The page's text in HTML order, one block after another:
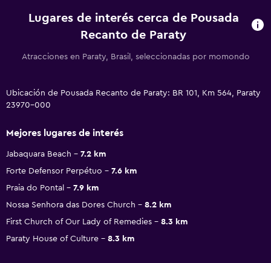
Lugares de interés cerca de Pousada
Recanto de Paraty
Atracciones en Paraty, Brasil, seleccionadas por momondo
Ubicación de Pousada Recanto de Paraty: BR 101, Km 564, Paraty
23970-000
Mejores lugares de interés
Jabaquara Beach
7.2 km
Forte Defensor Perpétuo
7.6 km
Praia do Pontal
7.9 km
Nossa Senhora das Dores Church
8.2 km
First Church of Our Lady of Remedies
8.3 km
Paraty House of Culture
8.3 km